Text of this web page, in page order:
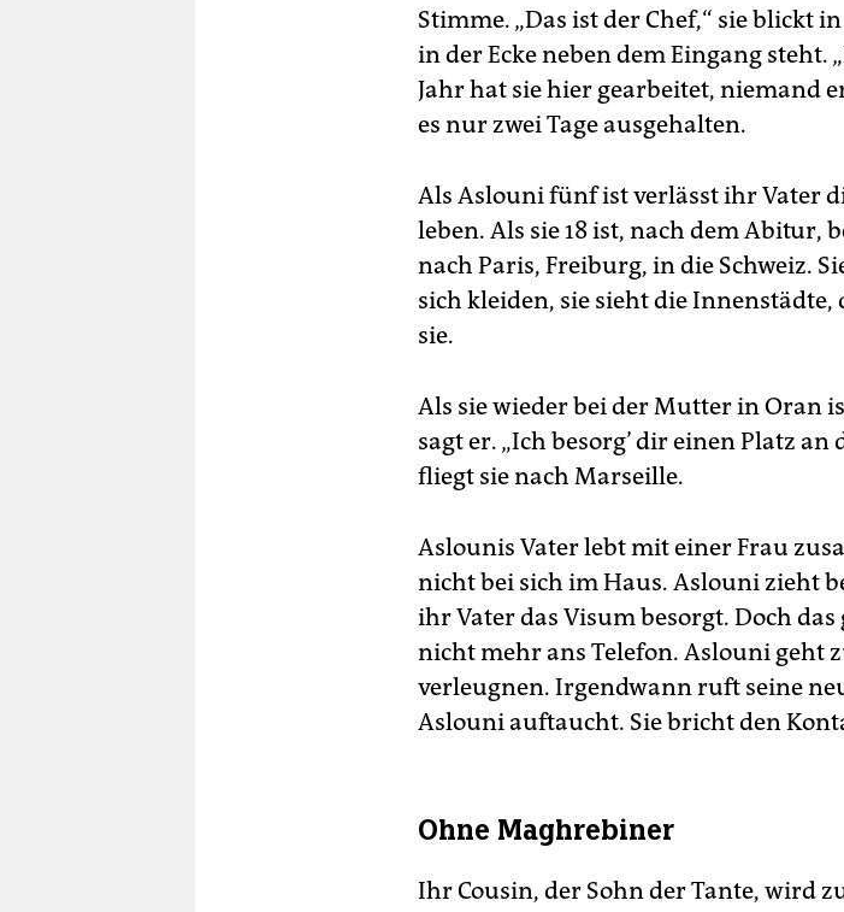
Stimme. „Das ist der Chef,“ sie blickt
in der Ecke neben dem Eingang steht.
Jahr hat sie hier gearbeitet, niemand
es nur zwei Tage ausgehalten.
Als Aslouni fünf ist verlässt ihr Vater
leben. Als sie 18 ist, nach dem Abitur,
nach Paris, Freiburg, in die Schweiz.
sich kleiden, sie sieht die Innenstädte,
sie.
Als sie wieder bei der Mutter in Oran
sagt er. „Ich besorg’ dir einen Platz an
fliegt sie nach Marseille.
Aslounis Vater lebt mit einer Frau
nicht bei sich im Haus. Aslouni zieht
ihr Vater das Visum besorgt. Doch
nicht mehr ans Telefon. Aslouni geht
verleugnen. Irgendwann ruft seine
Aslouni auftaucht. Sie bricht den
Ohne Maghrebiner
Ihr Cousin, der Sohn der Tante, wird